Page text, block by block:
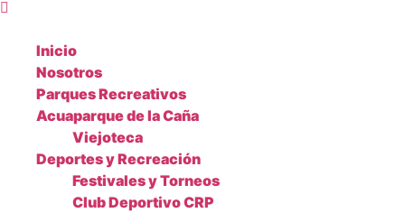
Inicio
Nosotros
Parques Recreativos
Acuaparque de la Caña
Viejoteca
Deportes y Recreación
Festivales y Torneos
Club Deportivo CRP